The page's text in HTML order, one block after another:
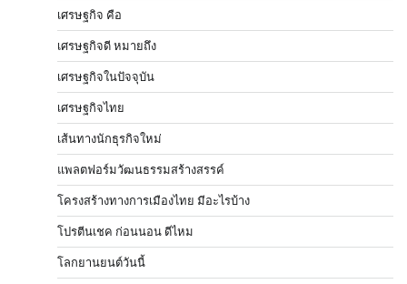
เศรษฐกิจ คือ
เศรษฐกิจดี หมายถึง
เศรษฐกิจในปัจจุบัน
เศรษฐกิจไทย
เส้นทางนักธุรกิจใหม่
แพลตฟอร์มวัฒนธรรมสร้างสรรค์
โครงสร้างทางการเมืองไทย มีอะไรบ้าง
โปรตีนเชค ก่อนนอน ดีไหม
โลกยานยนต์วันนี้